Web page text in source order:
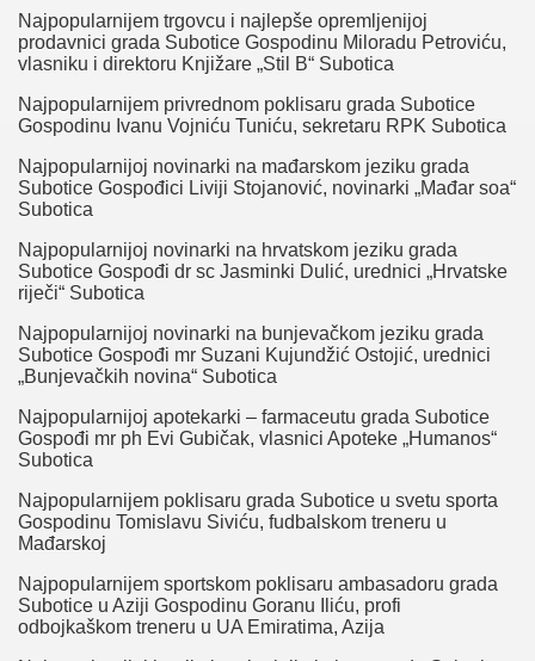
Najpopularnijem trgovcu i najlepše opremljenijoj
prodavnici grada Subotice Gospodinu Miloradu Petroviću,
vlasniku i direktoru Knjižare „Stil B“ Subotica
Najpopularnijem privrednom poklisaru grada Subotice
Gospodinu Ivanu Vojniću Tuniću, sekretaru RPK Subotica
Najpopularnijoj novinarki na mađarskom jeziku grada
Subotice Gospođici Liviji Stojanović, novinarki „Mađar soa“
Subotica
Najpopularnijoj novinarki na hrvatskom jeziku grada
Subotice Gospođi dr sc Jasminki Dulić, urednici „Hrvatske
riječi“ Subotica
Najpopularnijoj novinarki na bunjevačkom jeziku grada
Subotice Gospođi mr Suzani Kujundžić Ostojić, urednici
„Bunjevačkih novina“ Subotica
Najpopularnijoj apotekarki – farmaceutu grada Subotice
Gospođi mr ph Evi Gubičak, vlasnici Apoteke „Humanos“
Subotica
Najpopularnijem poklisaru grada Subotice u svetu sporta
Gospodinu Tomislavu Siviću, fudbalskom treneru u
Mađarskoj
Najpopularnijem sportskom poklisaru ambasadoru grada
Subotice u Aziji Gospodinu Goranu Iliću, profi
odbojkaškom treneru u UA Emiratima, Azija